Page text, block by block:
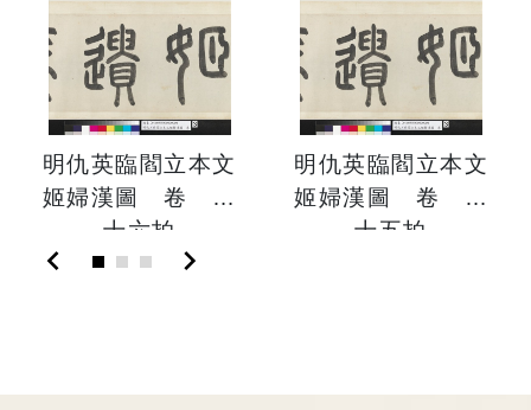
明仇英臨閻立本文
姬婦漢圖 卷 第
十六拍
明仇英臨閻立本文
姬婦漢圖 卷 第
十五拍
chevron_left chevron_right